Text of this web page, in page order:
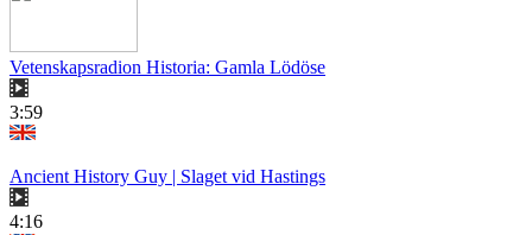
Vetenskapsradion Historia: Gamla Lödöse
3:59
Ancient History Guy | Slaget vid Hastings
4:16